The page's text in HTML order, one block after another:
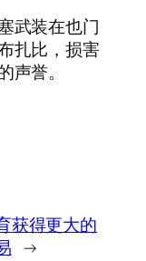
武装在也门
扎比，损害
誉。
获得更大的
→